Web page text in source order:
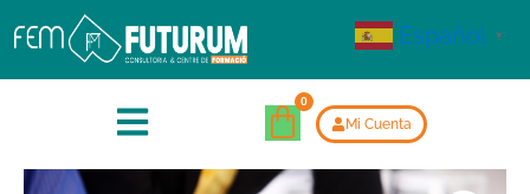
Mi Cuenta
Español ▼